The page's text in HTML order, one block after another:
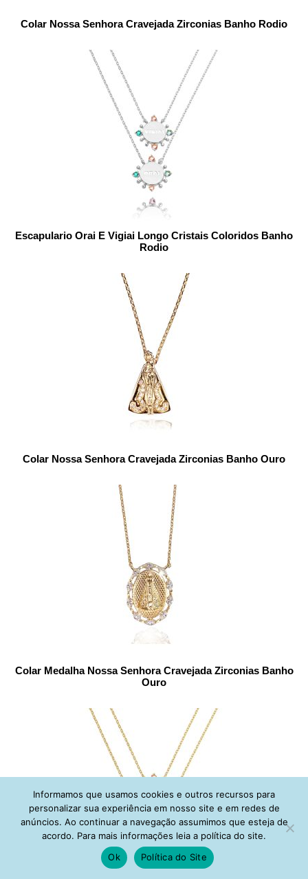
Colar Nossa Senhora Cravejada Zirconias Banho Rodio
Escapulario Orai E Vigiai Longo Cristais Coloridos Banho
Rodio
Colar Nossa Senhora Cravejada Zirconias Banho Ouro
Colar Medalha Nossa Senhora Cravejada Zirconias Banho
Ouro
Informamos que usamos cookies e outros recursos para
personalizar sua experiência em nosso site e em redes de
anúncios. Ao continuar a navegação assumimos que esteja de
acordo. Para mais informações leia a política do site.
Ok
Política do Site